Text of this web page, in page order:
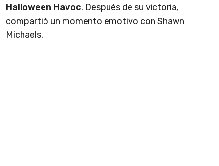
Halloween Havoc. Después de su victoria,
compartió un momento emotivo con Shawn
Michaels.